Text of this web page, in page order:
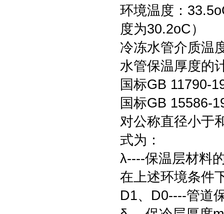
环境温度：
度为30.2oC）
冷冻水管介质温
水管保温厚度的
国标GB 11790-
国标GB 15586-
对公称直径小于
式为：
λ----保温层材料
在上述环境条件
D1、D0----管道